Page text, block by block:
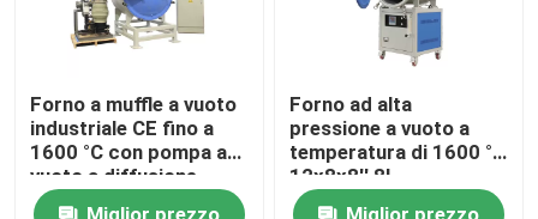
Forno a muffle a vuoto
industriale CE fino a
1600 °C con pompa a
vuoto a diffusione
Miglior prezzo
Forno ad alta
pressione a vuoto a
temperatura di 1600 °C
12x8x8′′ 8L
Miglior prezzo